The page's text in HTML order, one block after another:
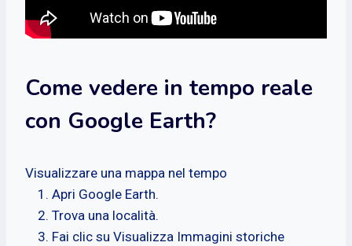
Come vedere in tempo reale
con Google Earth?
Visualizzare una mappa nel tempo
Apri Google Earth.
Trova una località.
Fai clic su Visualizza Immagini storiche